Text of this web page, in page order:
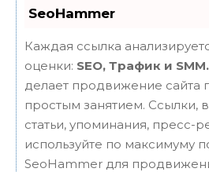
SeoHammer
Каждая ссылка
оценки: SEO, Трафик и SMM.
делает продвижение сайта
простым занятием. Ссылки,
статьи, упоминания, пресс-
используйте по максимуму
SeoHammer для